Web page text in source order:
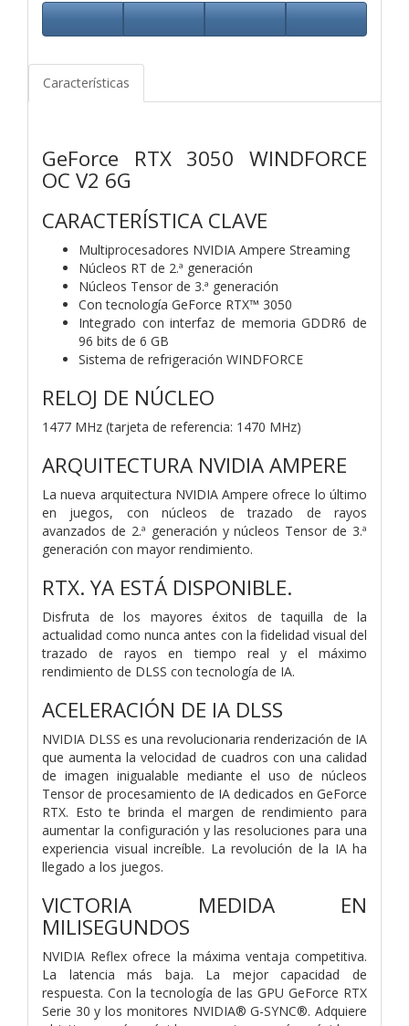
Características
GeForce RTX 3050 WINDFORCE
OC V2 6G
CARACTERÍSTICA CLAVE
Multiprocesadores NVIDIA Ampere Streaming
Núcleos RT de 2.ª generación
Núcleos Tensor de 3.ª generación
Con tecnología GeForce RTX™ 3050
Integrado con interfaz de memoria GDDR6 de
96 bits de 6 GB
Sistema de refrigeración WINDFORCE
RELOJ DE NÚCLEO
1477 MHz (tarjeta de referencia: 1470 MHz)
ARQUITECTURA NVIDIA AMPERE
La nueva arquitectura NVIDIA Ampere ofrece lo último
en juegos, con núcleos de trazado de rayos
avanzados de 2.ª generación y núcleos Tensor de 3.ª
generación con mayor rendimiento.
RTX. YA ESTÁ DISPONIBLE.
Disfruta de los mayores éxitos de taquilla de la
actualidad como nunca antes con la fidelidad visual del
trazado de rayos en tiempo real y el máximo
rendimiento de DLSS con tecnología de IA.
ACELERACIÓN DE IA DLSS
NVIDIA DLSS es una revolucionaria renderización de IA
que aumenta la velocidad de cuadros con una calidad
de imagen inigualable mediante el uso de núcleos
Tensor de procesamiento de IA dedicados en GeForce
RTX. Esto te brinda el margen de rendimiento para
aumentar la configuración y las resoluciones para una
experiencia visual increíble. La revolución de la IA ha
llegado a los juegos.
VICTORIA MEDIDA EN
MILISEGUNDOS
NVIDIA Reflex ofrece la máxima ventaja competitiva.
La latencia más baja. La mejor capacidad de
respuesta. Con la tecnología de las GPU GeForce RTX
Serie 30 y los monitores NVIDIA® G-SYNC®. Adquiere